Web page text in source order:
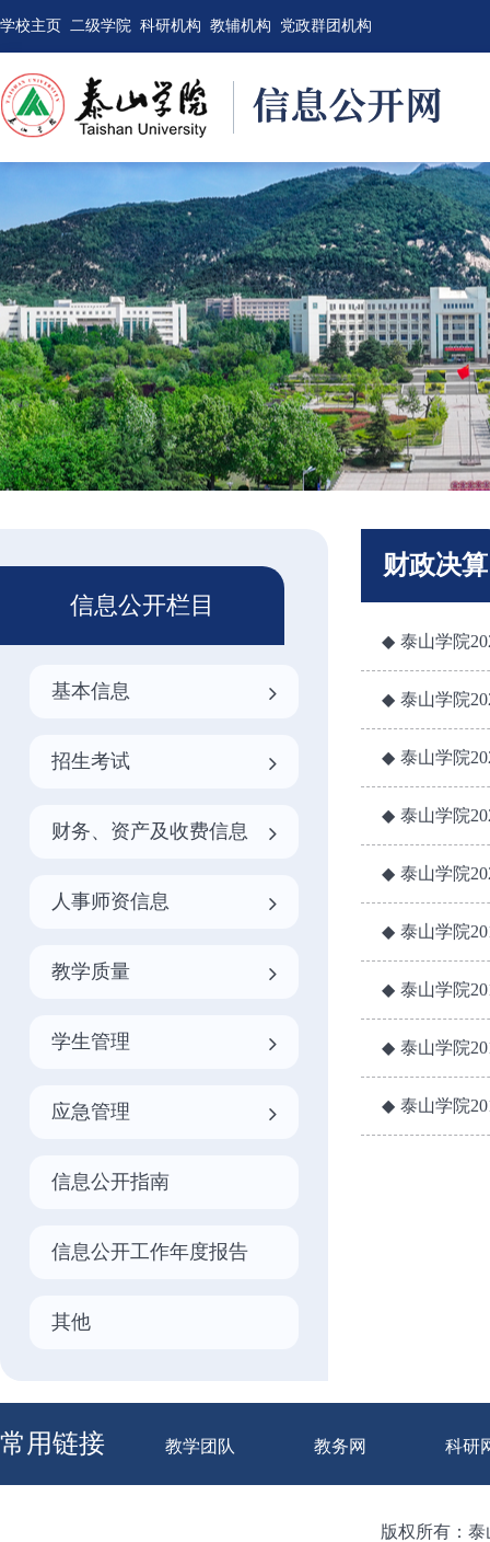
学校主页 二级学院 科研机构 教辅机构 党政群团机构
财政决算
泰山学院
泰山学院
泰山学院
泰山学院
泰山学院
泰山学院
泰山学院
泰山学院
泰山学院
信息公开栏目
基本信息
招生考试
财务、资产及收费信息
人事师资信息
教学质量
学生管理
应急管理
信息公开指南
信息公开工作年度报告
其他
常用链接 教学团队 教务网 科研
版权所有：泰